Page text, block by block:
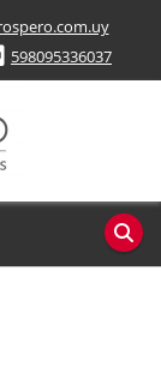
598095336037